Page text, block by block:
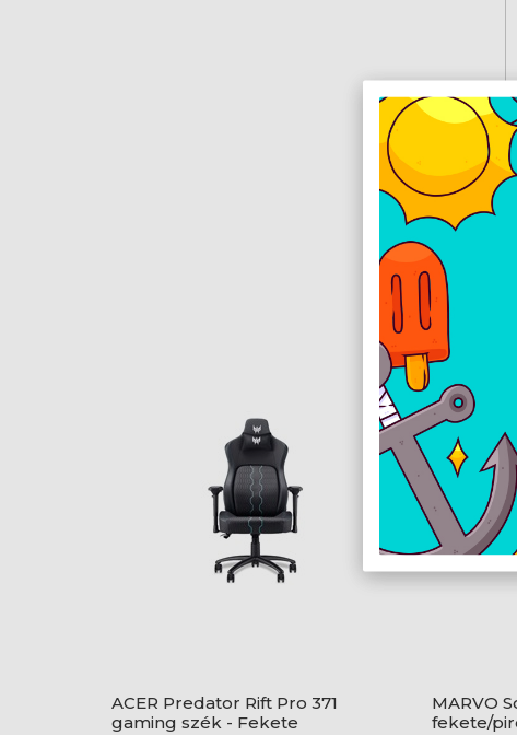
ACER Predator Rift Pro 371
gaming szék - Fekete
MARVO
fekete/